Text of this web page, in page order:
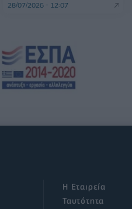
28/07/2026 - 12:07
Η Εταιρεία
Ταυτότητα